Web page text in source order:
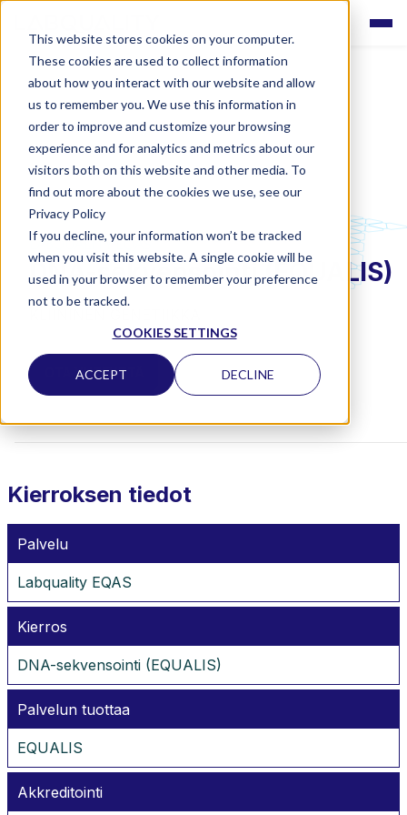
This website stores cookies on your computer.
These cookies are used to collect information
about how you interact with our website and allow
us to remember you. We use this information in
order to improve and customize your browsing
experience and for analytics and metrics about our
visitors both on this website and other media. To
find out more about the cookies we use, see our
Privacy Policy
If you decline, your information won’t be tracked
when you visit this website. A single cookie will be
used in your browser to remember your preference
not to be tracked.
COOKIES SETTINGS
ACCEPT DECLINE
LABQUALITY EQAS
DNA-sekvensointi (EQUALIS)
OTA YHTEYTTÄ
Kierroksen tiedot
Palvelu
Labquality EQAS
Kierros
DNA-sekvensointi (EQUALIS)
Palvelun tuottaa
EQUALIS
Akkreditointi